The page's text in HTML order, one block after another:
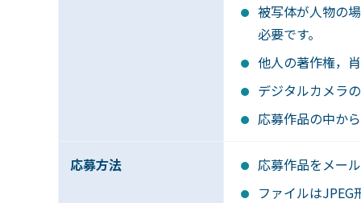
被写体が人物の
必要です。
他人の著作権，
デジタルカメラ
応募作品の中か
応募方法
応募作品をメー
ファイルは